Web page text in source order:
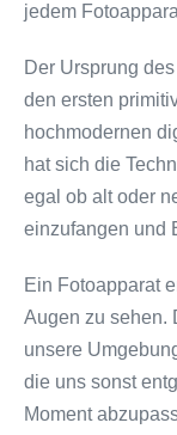
jedem
Der Ursprung
den ersten
hochmodernen
hat sich die
egal ob alt oder
einzufangen und
Ein Fotoapparat
Augen zu sehen.
unsere
die uns sonst
Moment